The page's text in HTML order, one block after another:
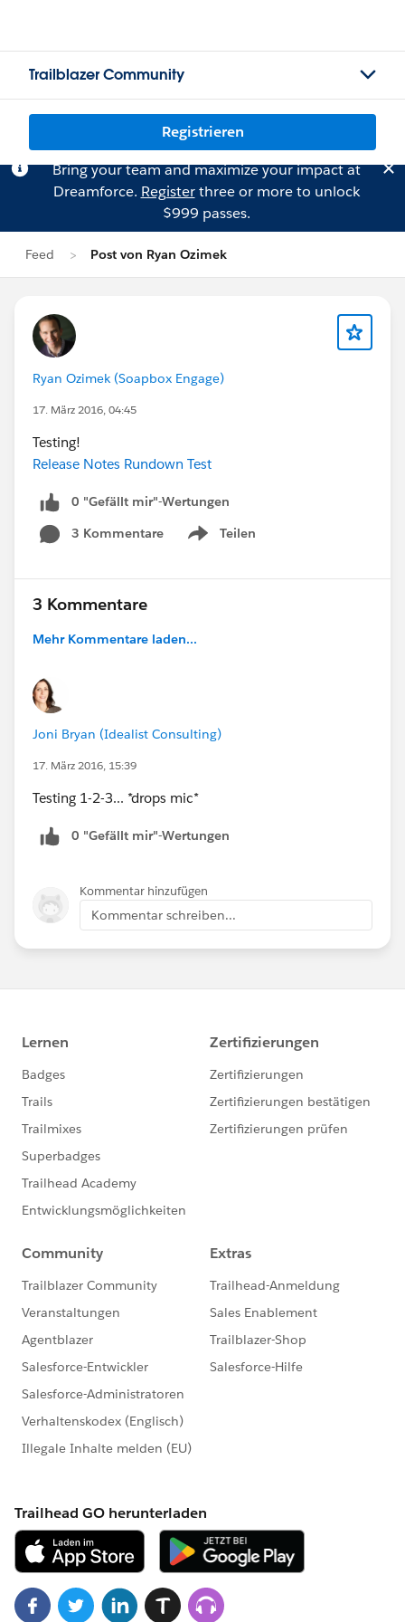
Trailblazer Community
Registrieren
Bring your team and maximize your impact at
Dreamforce. Registerthree or more to unlock
$999 passes.
Feed Post von Ryan Ozimek
Ryan Ozimek (Soapbox Engage)
17. März 2016, 04:45
Testing!
Release Notes Rundown Test
0 "Gefällt mir"-Wertungen
3 Kommentare
Teilen
Show menu
3 Kommentare
Mehr Kommentare laden...
Joni Bryan (Idealist Consulting)
17. März 2016, 15:39
Testing 1-2-3... *drops mic*
0 "Gefällt mir"-Wertungen
Kommentar hinzufügen
Kommentar schreiben...